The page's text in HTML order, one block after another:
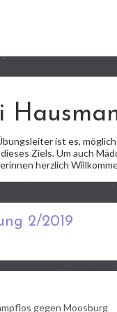
ist es,
Ziels. Um auch
herzlich
2/2019
gegen Moosburg